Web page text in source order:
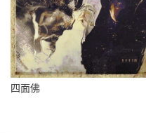
四面佛